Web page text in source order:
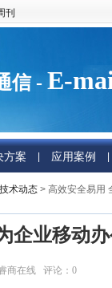
刊
信 - E-
方案 应用案例
技术动态 > 高效安全易用
企业移动
商在线 评论： 0